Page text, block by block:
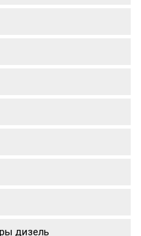
дизель